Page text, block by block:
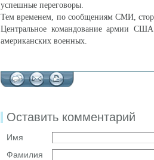
успешные переговоры.
Тем временем, по сообщениям СМИ,
Центральное командование армии
американских военных.
Оставить комментарий
Имя
Фамилия